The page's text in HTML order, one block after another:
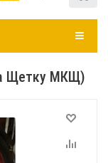
Щетку МКЩ)